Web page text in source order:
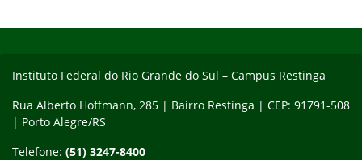
Instituto Federal do Rio Grande do Sul – Campus Restinga
Rua Alberto Hoffmann, 285 | Bairro Restinga | CEP: 91791-508
| Porto Alegre/RS
Telefone: (51) 3247-8400